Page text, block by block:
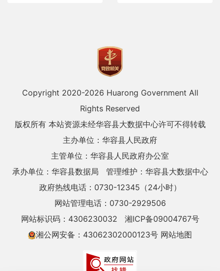
Copyright 2020-2026 Huarong Government All
Rights Reserved
版权所有 本站资源未经华容县大数据中心许可不得转载
主办单位：华容县人民政府
主管单位：华容县人民政府办公室
承办单位：华容县数据局
管理维护：华容县大数据中心
政府热线电话：0730-12345（24小时）
网站管理电话：0730-2929506
网站标识码：4306230032
湘ICP备09004767号
湘公网安备：43062302000123号 网站地图